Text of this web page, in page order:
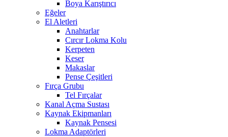
Boya Karıştırıcı
Eğeler
El Aletleri
Anahtarlar
Cırcır Lokma Kolu
Kerpeten
Keser
Makaslar
Pense Çeşitleri
Fırça Grubu
Tel Fırçalar
Kanal Açma Sustası
Kaynak Ekipmanları
Kaynak Pensesi
Lokma Adaptörleri